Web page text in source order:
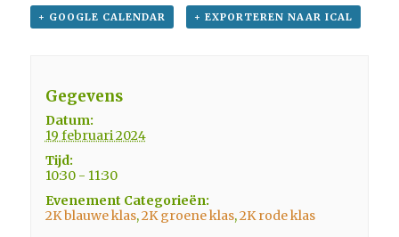
+ GOOGLE CALENDAR + EXPORTEREN NAAR ICAL
Gegevens
Datum:
19 februari 2024
Tijd:
10:30 - 11:30
Evenement Categorieën:
2K blauwe klas,2K groene klas,2K rode klas